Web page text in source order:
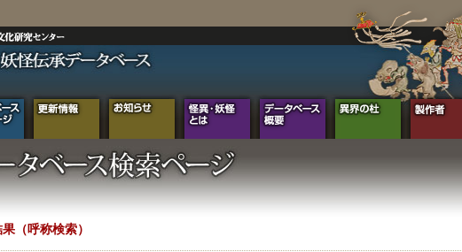
（呼称検索）